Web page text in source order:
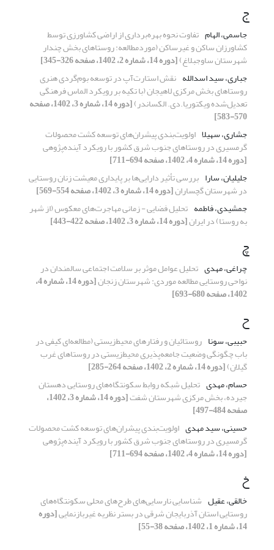
ج
جاسمی، الهام تفاوت نحوه بهره‌برداری از اراضی کشاورزی توسط
کشاورزان ساکن و غیرساکن (موردمطالعه: روستاهای بخش چندار
شهرستان ساوجبلاغ)[دوره 14، شماره 2، 1402، صفحه 326-345]
جباری، سید اسدالله نقش استارت‌آپ در توسعه بوم‌گردی هنری
روستاهای بخش مرکزی لاهیجان (با تکیه بر رویکرد الماس فرهنگی
تعدیل‌شده ویکتوریا.دی. الکساندر) [دوره 14، شماره 3، 1402، صفحه
570-583]
جشاری، سهیلا اولویت‌بندی پیشران‌های توسعه کشت محصولات
گرمسیری در روستاهای جنوب شرق کشور با رویکرد آینده‌پژوهی
[دوره 14، شماره 4، 1402، صفحه 694-711]
جلیلیان، سارا بررسی تأثیر دارایی‌ها بر پایداری معیشت زنان روستایی
در شهرستان گچساران[دوره 14، شماره 3، 1402، صفحه 554-569]
جمشیدی، فاطمه تحلیل فضایی - زمانی مهاجرت‌های معکوس (از شهر
به روستا) در ایران[دوره 14، شماره 3، 1402، صفحه 422-443]
چ
چراغی، مهدی تحلیل عوامل موثر بر سلامت اجتماعی سالمندان در
نواحی روستایی مطالعه موردی: شهرستان زنجان [دوره 14، شماره 4،
1402، صفحه 680-693]
ح
حبیبی، سونا روستائیان و رفتارهای محیط‌زیستی (مطالعه‌ای کیفی در
باب چگونگی وضعیت جامعه‌پذیری محیط‌زیستی در روستاهای غرب
گیلان)[دوره 14، شماره 2، 1402، صفحه 264-285]
حسام، مهدی تحلیل شبکه روابط سکونتگاه‌های روستایی دهستان
جیرده، بخش مرکزی شهرستان شفت [دوره 14، شماره 3، 1402،
صفحه 484-497]
حسینی، سید مهدی اولویت‌بندی پیشران‌های توسعه کشت محصولات
گرمسیری در روستاهای جنوب شرق کشور با رویکرد آینده‌پژوهی
[دوره 14، شماره 4، 1402، صفحه 694-711]
خ
خالقی، عقیل شناسایی نارسایی‌های طرح‌های محلی سکونتگاه‌های
روستایی استان آذربایجان شرقی در بستر نظریه غیربازنمایی[دوره
14، شماره 1، 1402، صفحه 38-55]